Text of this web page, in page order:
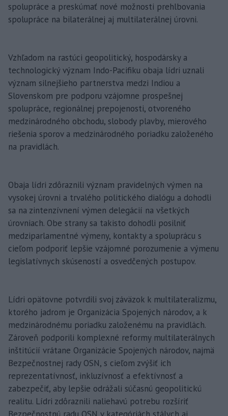
spolupráce a preskúmať nové možnosti prehlbovania
spolupráce na bilaterálnej aj multilaterálnej úrovni.
Vzhľadom na rastúci geopolitický, hospodársky a
technologický význam Indo-Pacifiku obaja lídri uznali
význam silnejšieho partnerstva medzi Indiou a
Slovenskom pre podporu vzájomne prospešnej
spolupráce, regionálnej prepojenosti, otvoreného
medzinárodného obchodu, slobody plavby, mierového
riešenia sporov a medzinárodného poriadku založeného
na pravidlách.
Obaja lídri zdôraznili význam pravidelných výmen na
vysokej úrovni a trvalého politického dialógu a dohodli
sa na zintenzívnení výmen delegácií na všetkých
úrovniach. Obe strany sa takisto dohodli posilniť
medziparlamentné výmeny, kontakty a spoluprácu s
cieľom podporiť lepšie vzájomné porozumenie a výmenu
legislatívnych skúseností a osvedčených postupov.
Lídri opätovne potvrdili svoj záväzok k multilateralizmu,
ktorého jadrom je Organizácia Spojených národov, a k
medzinárodnému poriadku založenému na pravidlách.
Zároveň podporili komplexné reformy multilaterálnych
inštitúcií vrátane Organizácie Spojených národov, najmä
Bezpečnostnej rady OSN, s cieľom zvýšiť ich
reprezentatívnosť, inkluzívnosť a efektívnosť a
zabezpečiť, aby lepšie odrážali súčasnú geopolitickú
realitu. Lídri zdôraznili naliehavú potrebu rozšíriť